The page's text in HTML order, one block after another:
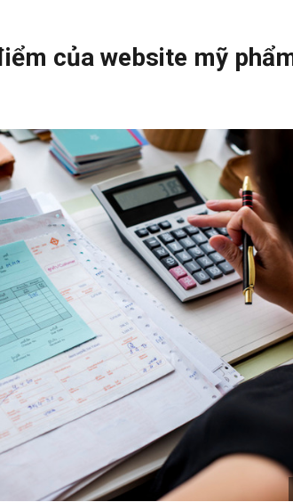
của website mỹ